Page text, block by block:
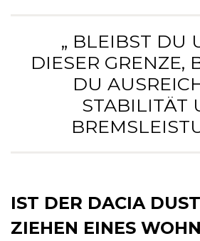
„ BLEIBST DU
DIESER GRENZE,
DU
STABILITÄT
IST DER DACIA
ZIEHEN EINES